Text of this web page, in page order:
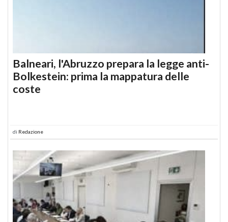
Balneari, l'Abruzzo prepara la legge anti-
Bolkestein: prima la mappatura delle
coste
di Redazione